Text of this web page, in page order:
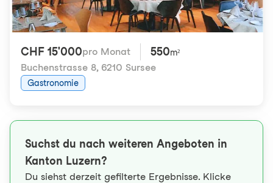
CHF 15'000pro Monat 550m²
Buchenstrasse 8, 6210 Sursee
Gastronomie
Suchst du nach weiteren Angeboten in
Kanton Luzern?
Du siehst derzeit gefilterte Ergebnisse. Klicke